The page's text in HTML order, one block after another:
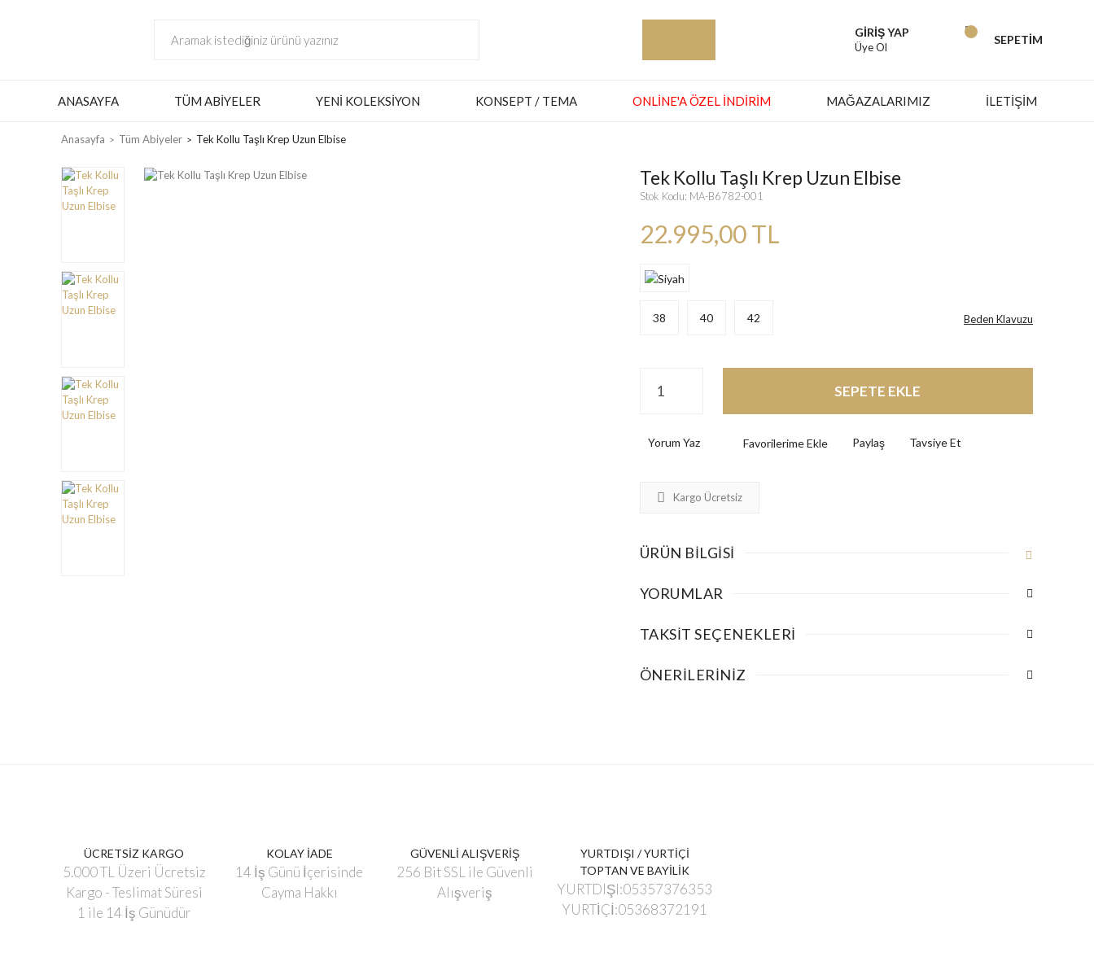
GİRİŞ YAP
Üye Ol
SEPETİM
ANASAYFA TÜM ABIYELER YENI KOLEKSIYON KONSEPT / TEMA ONLINE'A ÖZEL İNDIRIM MAĞAZALARIMIZ İLETİŞİM
Anasayfa Tüm Abiyeler Tek Kollu Taşlı Krep Uzun Elbise
Tek Kollu Taşlı Krep Uzun Elbise
Stok Kodu: MA-B6782-001
22.995,00 TL
38 40 42 Beden Klavuzu
SEPETE EKLE
Yorum Yaz Paylaş Tavsiye Et
Kargo Ücretsiz
ÜRÜN BILGISI
YORUMLAR
TAKSIT SEÇENEKLERI
ÖNERILERINIZ
ÜCRETSİZ KARGO
5.000 TL Üzeri Ücretsiz
Kargo - Teslimat Süresi
1 ile 14 İş Günüdür
KOLAY İADE
14 İş Günü İçerisinde
Cayma Hakkı
GÜVENLİ ALIŞVERİŞ
256 Bit SSL ile Güvenli
Alışveriş
YURTDIŞI / YURTİÇİ
TOPTAN VE BAYİLİK
YURTDIŞI:05357376353
YURTİÇİ:05368372191